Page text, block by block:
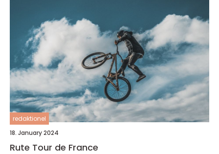
redaktionel
18. January 2024
Rute Tour de France